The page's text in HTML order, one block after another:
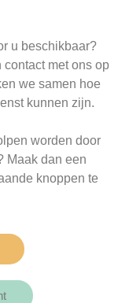
u beschikbaar?
met ons op
we samen hoe
kunnen zijn.
worden door
Maak dan een
knoppen te